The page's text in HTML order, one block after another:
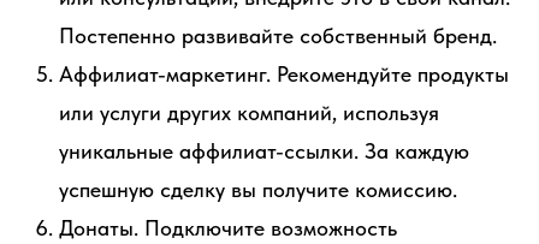
Постепенно развивайте собственный бренд.
Аффилиат-маркетинг. Рекомендуйте продукты
или услуги других компаний, используя
уникальные аффилиат-ссылки. За каждую
успешную сделку вы получите комиссию.
Донаты. Подключите возможность